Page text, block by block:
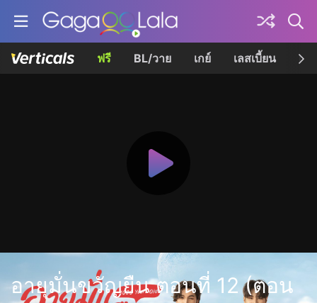
ฟรี BL/วาย เกย์ เลสเบี้ยน เค
อายุมั่นขวัญยืน ตอนที่ 12 (ตอน